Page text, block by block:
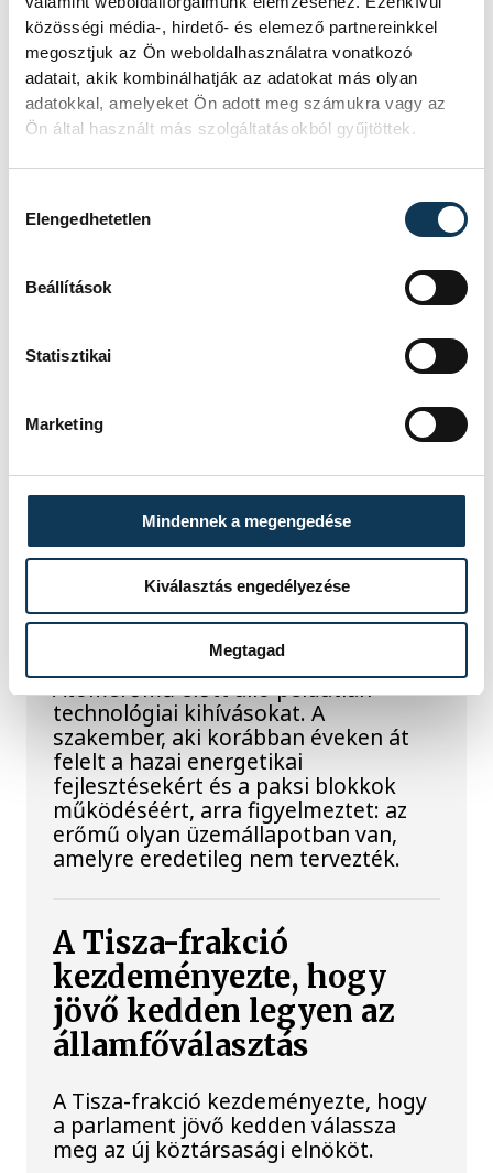
közösségi média-, hirdető- és elemező partnereinkkel
megosztjuk az Ön weboldalhasználatra vonatkozó
adatait, akik kombinálhatják az adatokat más olyan
adatokkal, amelyeket Ön adott meg számukra vagy az
Ön által használt más szolgáltatásokból gyűjtöttek.
Elengedhetetlen
Beállítások
Statisztikai
Marketing
Mindennek a megengedése
Kiválasztás engedélyezése
Megtagad
Hatalmas meglepetésként értékelték
az elemzők a júliusi, 1,2 százalékos
inflációs adatot.
Sorra kerülnek elő
világháborús leletek az
A folyó rekordalacsony vízállása miatt
világháborús német DKW NZ 350-1
motorkerékpárbukkant elő a
máshol pedig egy közel féltonnás brit
akna került elő.
Késéltánc a Dunán: Mi
történik, ha leáll Paks?
Mártha Imre, az MVM Zrt. egykori
vezérigazgatója ATV-n Rónai Egonnak
adott interjújában vázolta fel a Paksi
Atomerőmű előtt álló példátlan
technológiai kihívásokat. A
szakember, aki korábban éveken át
felelt a hazai energetikai
fejlesztésekért és a paksi blokkok
működéséért, arra figyelmeztet: az
erőmű olyan üzemállapotban van,
amelyre eredetileg nem tervezték.
A Tisza-frakció
kezdeményezte, hogy
jövő kedden legyen az
államfőválasztás
A Tisza-frakció kezdeményezte, hogy
a parlament jövő kedden válassza
meg az új köztársasági elnököt.